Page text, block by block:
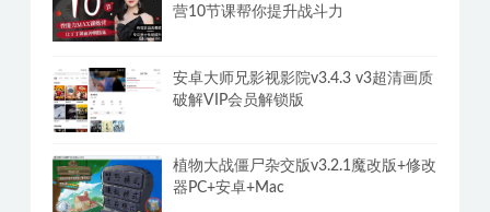
营10节课帮你提升战斗力
安卓大师兄影视影院v3.4.3 v3超清画质
破解VIP会员解锁版
植物大战僵尸杂交版v3.2.1魔改版+修改
器PC+安卓+Mac